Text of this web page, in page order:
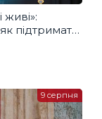
підтримати
9 серпня